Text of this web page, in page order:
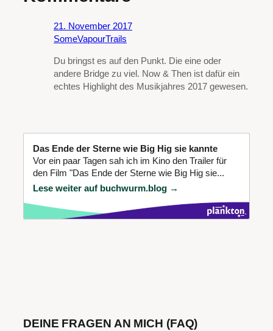
21. November 2017
SomeVapourTrails
Du bringst es auf den Punkt. Die eine oder
andere Bridge zu viel. Now & Then ist dafür ein
echtes Highlight des Musikjahres 2017 gewesen.
Das Ende der Sterne wie Big Hig sie kannte
Vor ein paar Tagen sah ich im Kino den Trailer für
den Film "Das Ende der Sterne wie Big Hig sie...
Lese weiter auf buchwurm.blog →
DEINE FRAGEN AN MICH (FAQ)